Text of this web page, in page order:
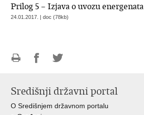
Prilog 5 – Izjava o uvozu energenata
24.01.2017. | doc (78kb)
FacebookuTwitteru
Središnji državni portal
O Središnjem državnom portalu